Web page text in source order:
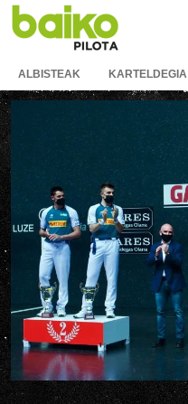
ALBISTEAK KARTELDEGIA